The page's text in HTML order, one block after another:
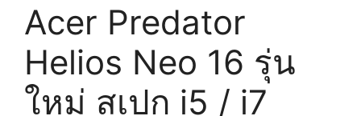
Acer Predator
Helios Neo 16 รุ่น
ใหม่ สเปก i5 / i7